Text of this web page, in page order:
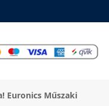
Euronics Műszaki